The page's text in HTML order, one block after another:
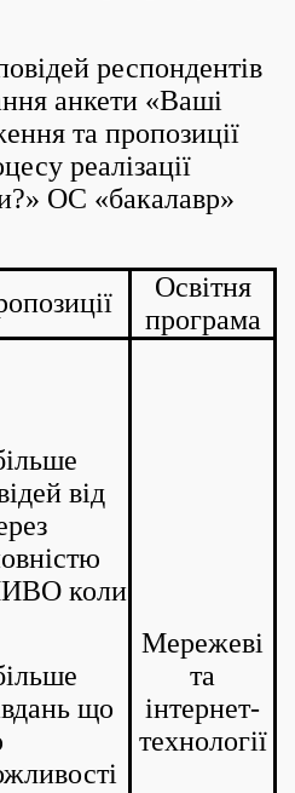
респондентів
анкети «Ваші
та пропозиції
реалізації
ОС «бакалавр»
Освітня
програма
від
коли
що
Мережеві
та
інтернет-
технології